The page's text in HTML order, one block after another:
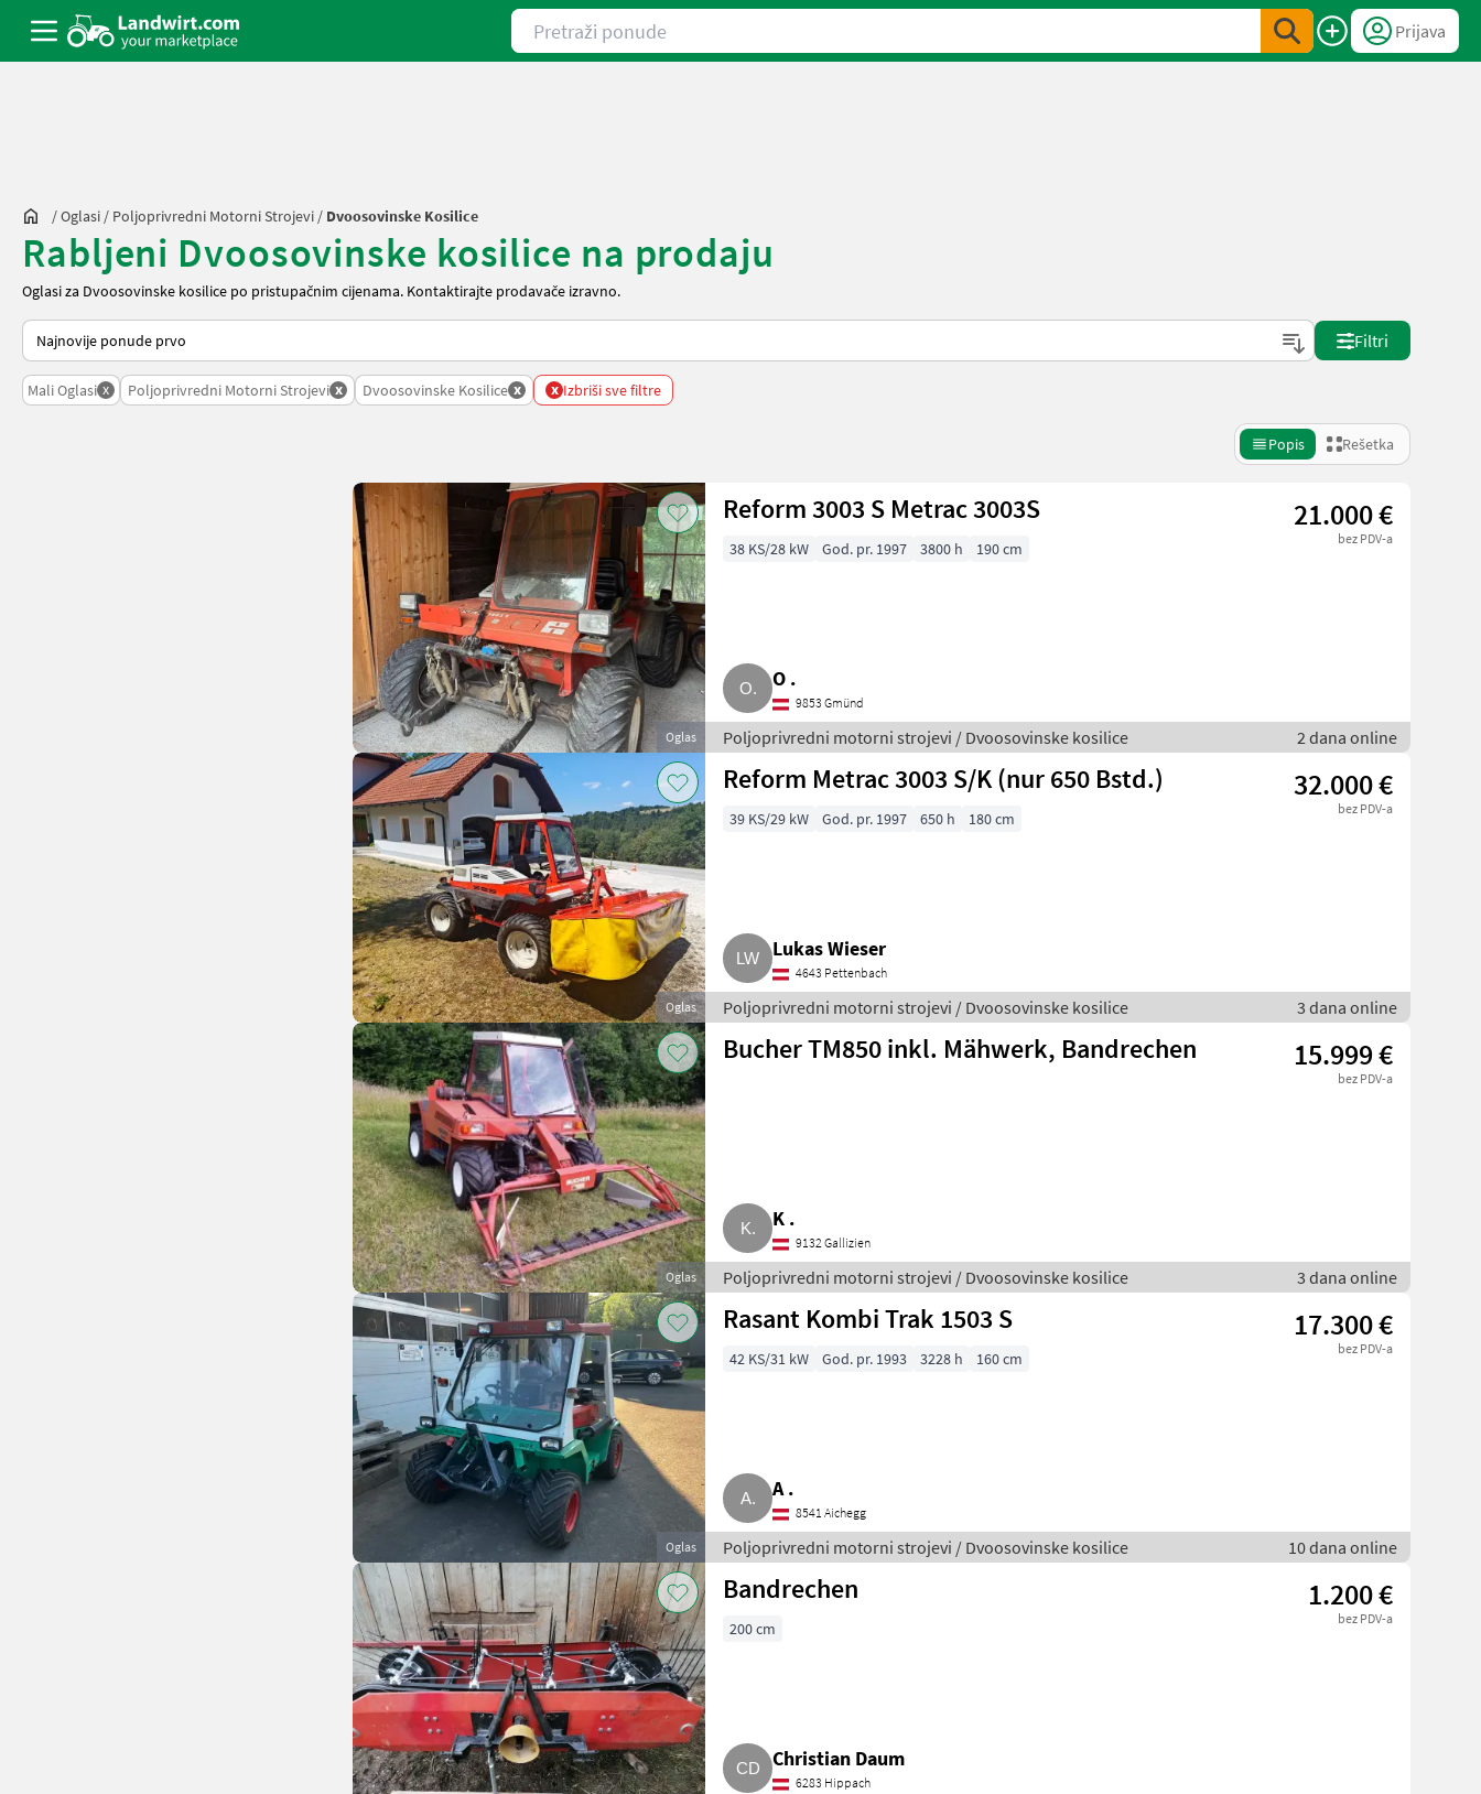
Pretraži ponude
Prijava
/Oglasi / Poljoprivredni Motorni Strojevi / Dvoosovinske Kosilice
Rabljeni Dvoosovinske kosilice na prodaju
Oglasi za Dvoosovinske kosilice po pristupačnim cijenama. Kontaktirajte prodavače izravno.
Tako se sortira na Landwirt.com
Filtri
Mali Oglasi x Poljoprivredni Motorni Strojevi x Dvoosovinske Kosilice x x Izbriši sve filtre
Popis Rešetka
Oglas
Reform 3003 S Metrac 3003S 21.000 €
bez PDV-a
38 KS/28 kW God. pr. 1997 3800 h 190 cm
O .
9853 Gmünd
Poljoprivredni motorni strojevi / Dvoosovinske kosilice 2 dana online
Oglas
Reform Metrac 3003 S/K (nur 650 Bstd.) 32.000 €
bez PDV-a
39 KS/29 kW God. pr. 1997 650 h 180 cm
Lukas Wieser
4643 Pettenbach
Poljoprivredni motorni strojevi / Dvoosovinske kosilice 3 dana online
Oglas
Bucher TM850 inkl. Mähwerk, Bandrechen 15.999 €
bez PDV-a
K .
9132 Gallizien
Poljoprivredni motorni strojevi / Dvoosovinske kosilice 3 dana online
Oglas
Rasant Kombi Trak 1503 S 17.300 €
bez PDV-a
42 KS/31 kW God. pr. 1993 3228 h 160 cm
A .
8541 Aichegg
Poljoprivredni motorni strojevi / Dvoosovinske kosilice 10 dana online
Bandrechen 1.200 €
bez PDV-a
200 cm
Christian Daum
6283 Hippach